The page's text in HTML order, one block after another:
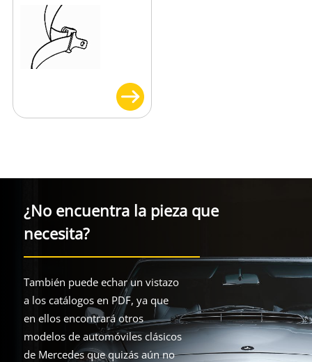
¿No encuentra la pieza que
necesita?
También puede echar un vistazo
a los catálogos en PDF, ya que
en ellos encontrará otros
modelos de automóviles clásicos
de Mercedes que quizás aún no